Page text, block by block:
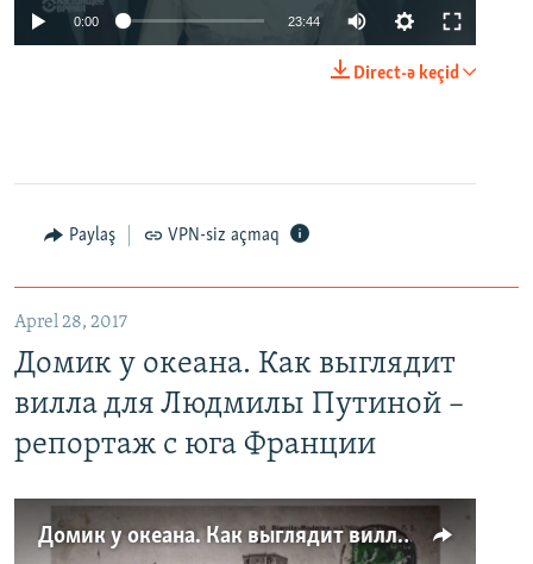
0:00 23:44
Direct-ə keçid
Paylaş VPN-siz açmaq
Aprel 28, 2017
Домик у океана. Как выглядит
вилла для Людмилы Путиной –
репортаж с юга Франции
Домик у океана. Как выглядит вилла для Людмилы Путиной – репортаж с юга Франции